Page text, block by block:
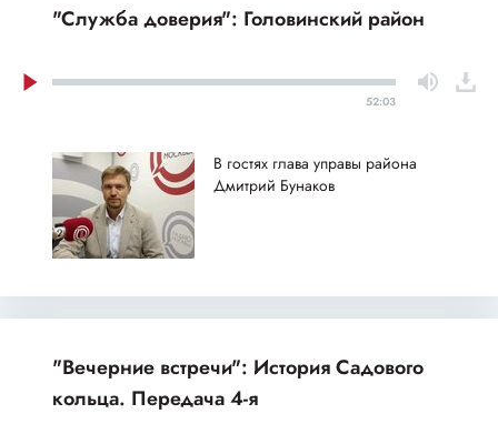
"Служба доверия": Головинский район
52:03
В гостях глава управы района
Дмитрий Бунаков
"Вечерние встречи": История Садового
кольца. Передача 4-я